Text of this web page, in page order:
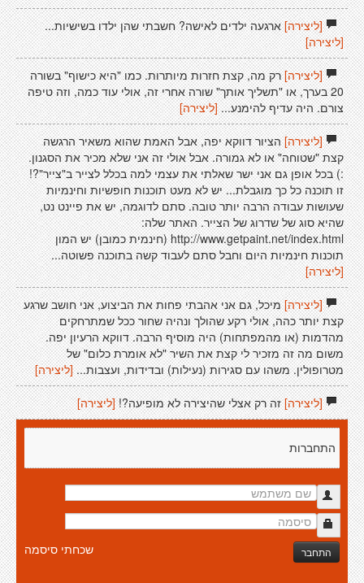
[ליצירה]ארגעה ילדים לאישה? חשבתי שהן ילדו בשישיות...
[ליצירה]
[ליצירה]רק מה, קצת חזרות מיותרות. כמו "היא כישוף" בשורה
20 בערך, או "תשליך אותך" שורה אחרי זה, אולי עוד כמה, וזה טיפה
צורם. היה עדיף להימנע... [ליצירה]
[ליצירה]הציור דווקא יפה, אבל האמת שהוא משאיר הרגשה
קצת "שטוחה" או לא גמורה. אבל אולי זה אני שלא מכיר את הסגנון.
:) בכל אופן גם אני ישר שאלתי את עצמי למה בכלל לצייר ב"צייר"?!
זו תוכנה כל כך מוגבלת... יש לא מעט תוכנות חופשיות וחינמיות
שעושות עבודה הרבה יותר טובה. סתם לדוגמה, יש את פיינט נט,
שהיא סוג של שדרוג של הצייר. האתר שלה:
http://www.getpaint.net/index.html (חינמית כמובן) יש המון
תוכנות חינמיות היום וחבל סתם לעבוד קשה בתוכנה פשוטה...
[ליצירה]
[ליצירה]מיכל, גם אני אהבתי פחות את הביצוע, אני חושב שרגע
קצת יותר כהה, אולי רקע שהולך ונהיה שחור ככל שמתרחקים
מהדמות (או מהמפתחות) היה מוסיף הרבה. דווקא הרעיון יפה.
משום מה זה מזכיר לי קצת את השיר "לא אומרת כלום" של
מטרופולין. משהו עם סגירות (נעילות) ובדידות, ועצבות... [ליצירה]
[ליצירה]זה רק אצלי שהיצירה לא מופיעה?! [ליצירה]
התחברות
התחבר שכחתי סיסמה